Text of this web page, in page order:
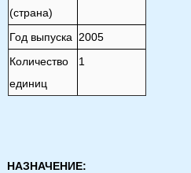
(страна)
Год выпуска
2005
Количество
единиц
1
НАЗНАЧЕНИЕ: